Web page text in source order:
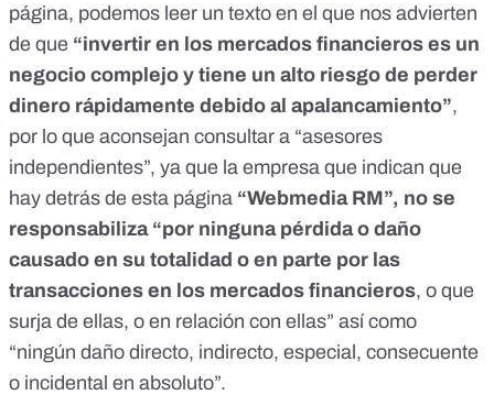
página, podemos leer un texto en el que nos advierten
de que “invertir en los mercados financieros es un
negocio complejo y tiene un alto riesgo de perder
dinero rápidamente debido al apalancamiento”,
por lo que aconsejan consultar a “asesores
independientes”, ya que la empresa que indican que
hay detrás de esta página “Webmedia RM”, no se
responsabiliza “por ninguna pérdida o daño
causado en su totalidad o en parte por las
transacciones en los mercados financieros, o que
surja de ellas, o en relación con ellas” así como
“ningún daño directo, indirecto, especial, consecuente
o incidental en absoluto”.